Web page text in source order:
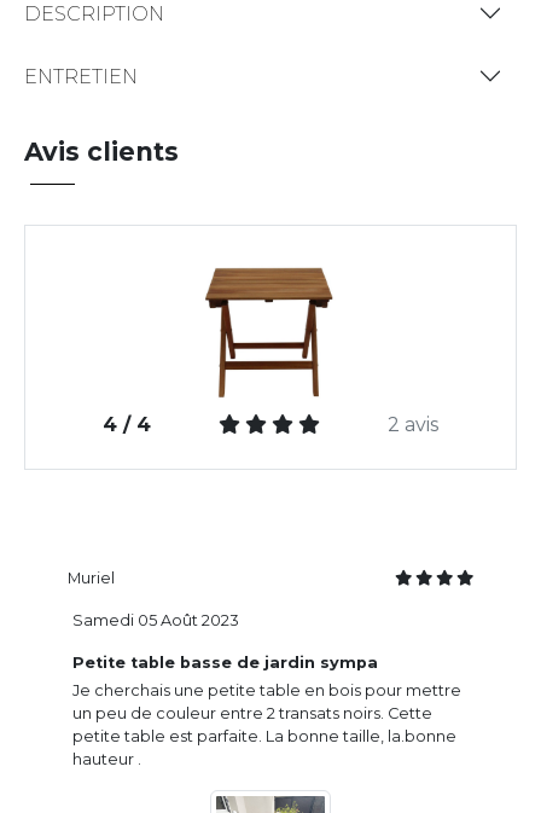
DESCRIPTION
ENTRETIEN
Avis clients
4 / 4 2 avis
Muriel
Petite table basse de jardin sympa
Je cherchais une petite table en bois pour mettre
un peu de couleur entre 2 transats noirs. Cette
petite table est parfaite. La bonne taille, la.bonne
hauteur .
Samedi 05 Août 2023